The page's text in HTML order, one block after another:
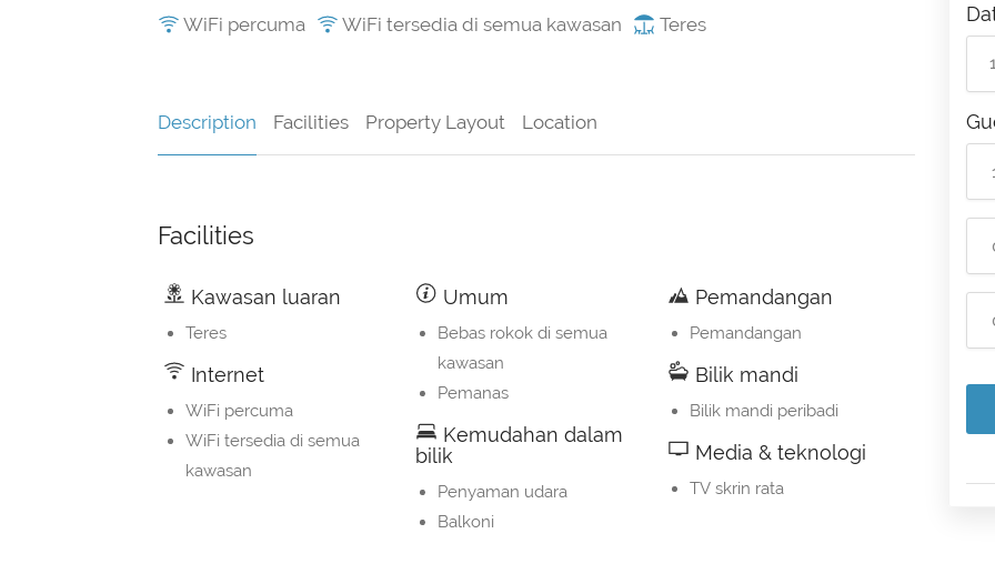
WiFi percuma
WiFi tersedia di semua kawasan Teres
Description Facilities Property Layout Location
Facilities
Kawasan luaran
Teres
Internet
WiFi percuma
WiFi tersedia di semua
kawasan
Umum
Bebas rokok di semua
kawasan
Pemanas
Kemudahan dalam
bilik
Penyaman udara
Balkoni
Pemandangan
Pemandangan
Bilik mandi
Bilik mandi peribadi
Media & teknologi
TV skrin rata